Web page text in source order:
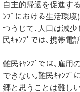
自主的帰還を促進す
ﾝﾌﾟにおける生活環
つうじて､人口は減少
民ｷｬﾝﾌﾟでは､携帯電
難民ｷｬﾝﾌﾟでは､雇用
できない｡難民ｷｬﾝﾌﾟ
郷と思うことは難し